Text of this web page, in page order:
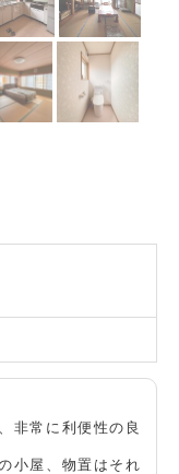
非常に利便性の良
小屋、物置はそれ